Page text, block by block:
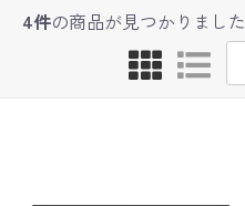
4件の商品が見つかりました